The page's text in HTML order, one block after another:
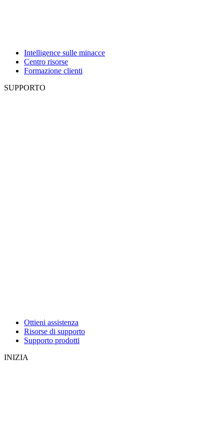
Intelligence sulle minacce
Centro risorse
Formazione clienti
SUPPORTO
Ottieni assistenza
Risorse di supporto
Supporto prodotti
INIZIA